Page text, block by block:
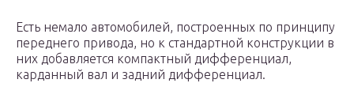
Есть немало автомобилей, построенных по принципу
переднего привода, но к стандартной конструкции в
них добавляется компактный дифференциал,
карданный вал и задний дифференциал.